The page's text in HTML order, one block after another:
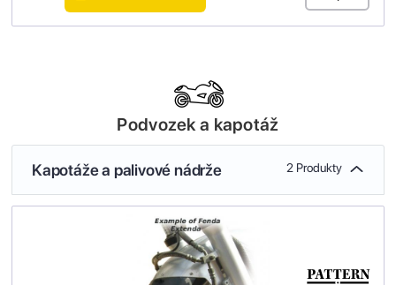
Podvozek a kapotáž
Kapotáže a palivové nádrže 2 Produkty